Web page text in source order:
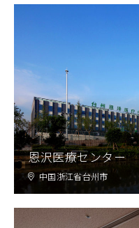
恩沢医療センター
中国浙江省台州市